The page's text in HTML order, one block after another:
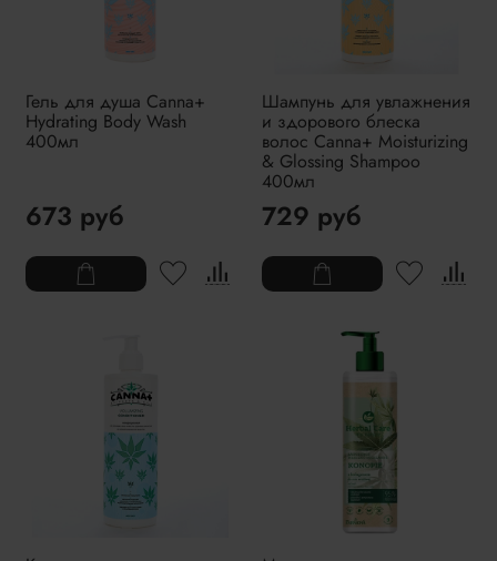
Гель для душа Canna+
Hydrating Body Wash
400мл
673 руб
Шампунь для увлажнения
и здорового блеска
волос Canna+ Moisturizing
& Glossing Shampoo
400мл
729 руб